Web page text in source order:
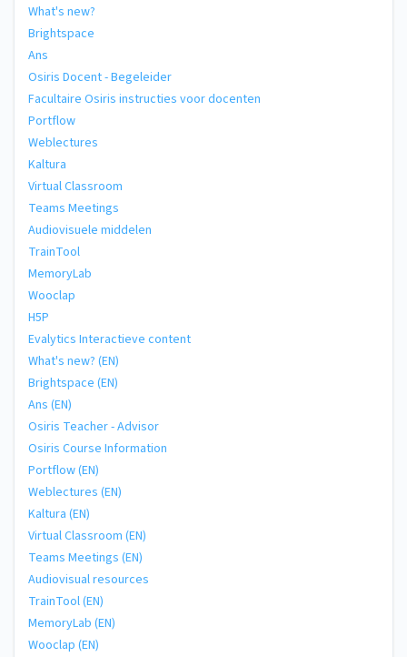
What's new?
Brightspace
Ans
Osiris Docent - Begeleider
Facultaire Osiris instructies voor docenten
Portflow
Weblectures
Kaltura
Virtual Classroom
Teams Meetings
Audiovisuele middelen
TrainTool
MemoryLab
Wooclap
H5P
Evalytics Interactieve content
What's new? (EN)
Brightspace (EN)
Ans (EN)
Osiris Teacher - Advisor
Osiris Course Information
Portflow (EN)
Weblectures (EN)
Kaltura (EN)
Virtual Classroom (EN)
Teams Meetings (EN)
Audiovisual resources
TrainTool (EN)
MemoryLab (EN)
Wooclap (EN)